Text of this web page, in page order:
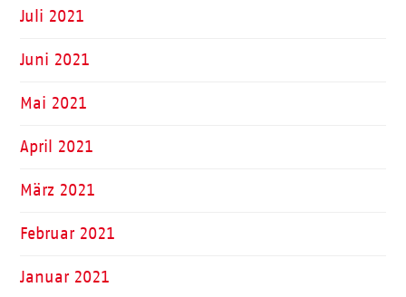
Juli 2021
Juni 2021
Mai 2021
April 2021
März 2021
Februar 2021
Januar 2021